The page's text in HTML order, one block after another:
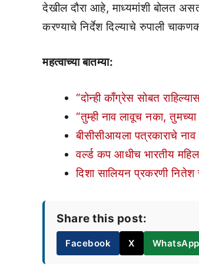
देखील दौरा आहे, माध्यमांशी बोलत
करण्याचे निर्देश दिल्याचे रुपाली
महत्वाच्या बातम्या:
“दोन्ही काँग्रेस सोबत
“तुम्ही नाव लावूच नका,
बीसीसीआयला पत्रकाराचे नाव
वर्ल्ड कप आधीच भारतीय
दिशा सालियन प्रकरणी नितेश
Share this post:
Facebook X WhatsApp